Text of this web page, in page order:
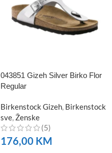
043851 Gizeh Silver Birko Flor
Regular
Birkenstock Gizeh, Birkenstock
sve, Ženske
(5)
176,00 KM